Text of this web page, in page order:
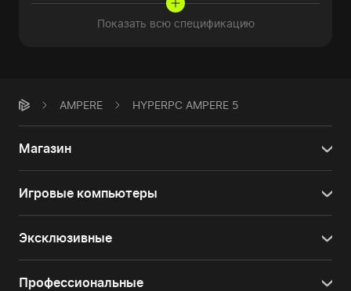
Показать всю спецификацию
AMPERE HYPERPC AMPERE 5
Магазин
Игровые компьютеры
Эксклюзивные
Профессиональные